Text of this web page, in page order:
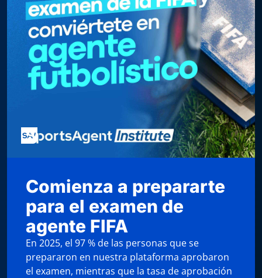
Comienza a prepararte
para el examen de
agente FIFA
En 2025, el 97 % de las personas que se
prepararon en nuestra plataforma aprobaron
el examen, mientras que la tasa de aprobación